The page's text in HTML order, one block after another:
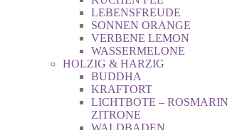
LEBENSFREUDE
SONNEN ORANGE
VERBENE LEMON
WASSERMELONE
HOLZIG & HARZIG
BUDDHA
KRAFTORT
LICHTBOTE – ROSMARIN
ZITRONE
WALDBADEN